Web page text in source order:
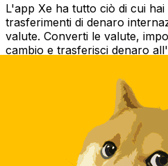
L'app Xe ha tutto ciò di cui
trasferimenti di denaro
valute. Converti le valute,
cambio e trasferisci denaro